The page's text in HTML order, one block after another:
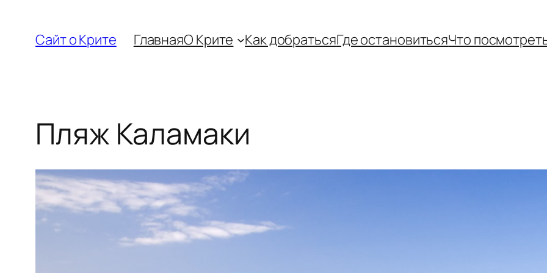
содержимому
Сайт о Крите ГлавнаяО Крите Как добратьсяГде остановитьсяЧто
Пляж Каламаки